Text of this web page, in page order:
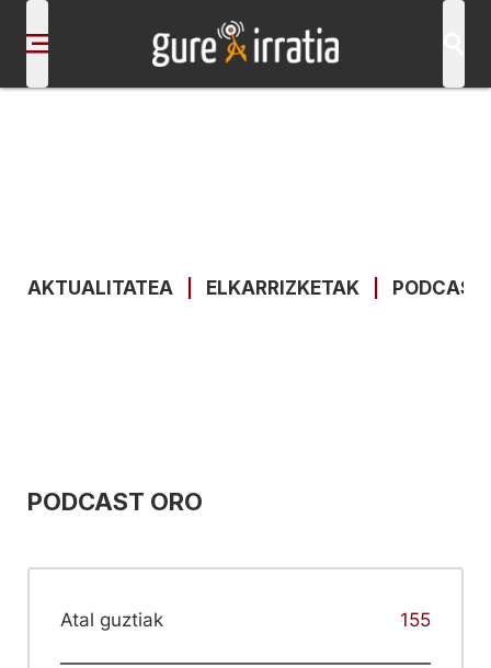
AKTUALITATEA ELKARRIZKETAK
PODCAST ORO
Atal guztiak 155